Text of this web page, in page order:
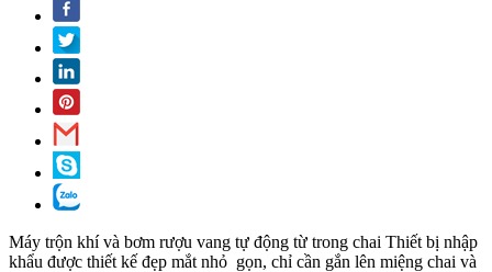
Máy trộn khí và bơm rượu vang tự động từ trong chai Thiết bị nhập
khẩu được thiết kế đẹp mắt nhỏ gọn, chỉ cần gắn lên miệng chai và